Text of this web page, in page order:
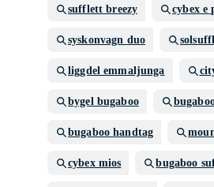
sufflett breezy cybex e
syskonvagn duo
liggdel emmaljunga
bygel bugaboo
bugaboo handtag
cybex mios bugaboo